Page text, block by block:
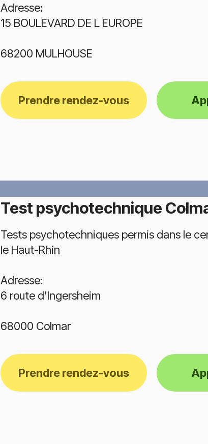
Adresse:
15 BOULEVARD DE L EUROPE
68200 MULHOUSE
Prendre rendez-vous
Test psychotechnique
Tests psychotechniques permis dans le
le Haut-Rhin
Adresse:
6 route d'Ingersheim
68000 Colmar
Prendre rendez-vous